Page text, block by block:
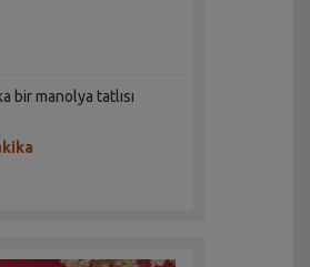
bir manolya tatlısı